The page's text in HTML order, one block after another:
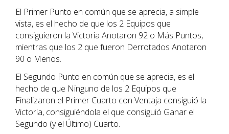
El Primer Punto en común que se aprecia, a simple
vista, es el hecho de que los 2 Equipos que
consiguieron la Victoria Anotaron 92 o Más Puntos,
mientras que los 2 que fueron Derrotados Anotaron
90 o Menos.
El Segundo Punto en común que se aprecia, es el
hecho de que Ninguno de los 2 Equipos que
Finalizaron el Primer Cuarto con Ventaja consiguió la
Victoria, consiguiéndola el que consiguió Ganar el
Segundo (y el Último) Cuarto.